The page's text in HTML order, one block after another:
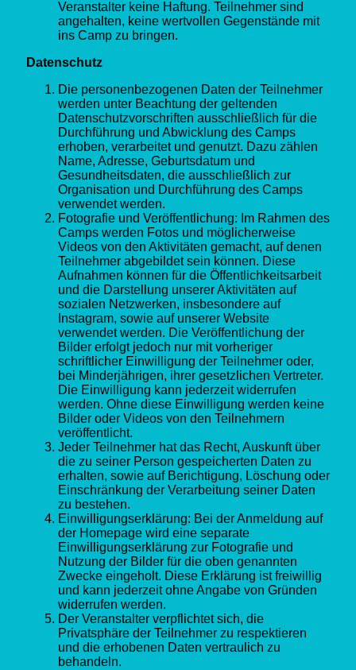
Veranstalter keine Haftung. Teilnehmer sind
angehalten, keine wertvollen Gegenstände mit
ins Camp zu bringen.
Datenschutz
Die personenbezogenen Daten der Teilnehmer
werden unter Beachtung der geltenden
Datenschutzvorschriften ausschließlich für die
Durchführung und Abwicklung des Camps
erhoben, verarbeitet und genutzt. Dazu zählen
Name, Adresse, Geburtsdatum und
Gesundheitsdaten, die ausschließlich zur
Organisation und Durchführung des Camps
verwendet werden.
Fotografie und Veröffentlichung: Im Rahmen des
Camps werden Fotos und möglicherweise
Videos von den Aktivitäten gemacht, auf denen
Teilnehmer abgebildet sein können. Diese
Aufnahmen können für die Öffentlichkeitsarbeit
und die Darstellung unserer Aktivitäten auf
sozialen Netzwerken, insbesondere auf
Instagram, sowie auf unserer Website
verwendet werden. Die Veröffentlichung der
Bilder erfolgt jedoch nur mit vorheriger
schriftlicher Einwilligung der Teilnehmer oder,
bei Minderjährigen, ihrer gesetzlichen Vertreter.
Die Einwilligung kann jederzeit widerrufen
werden. Ohne diese Einwilligung werden keine
Bilder oder Videos von den Teilnehmern
veröffentlicht.
Jeder Teilnehmer hat das Recht, Auskunft über
die zu seiner Person gespeicherten Daten zu
erhalten, sowie auf Berichtigung, Löschung oder
Einschränkung der Verarbeitung seiner Daten
zu bestehen.
Einwilligungserklärung: Bei der Anmeldung auf
der Homepage wird eine separate
Einwilligungserklärung zur Fotografie und
Nutzung der Bilder für die oben genannten
Zwecke eingeholt. Diese Erklärung ist freiwillig
und kann jederzeit ohne Angabe von Gründen
widerrufen werden.
Der Veranstalter verpflichtet sich, die
Privatsphäre der Teilnehmer zu respektieren
und die erhobenen Daten vertraulich zu
behandeln.